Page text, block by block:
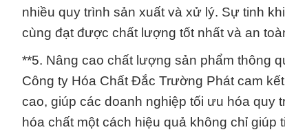
nhiều quy trình sản xuất và xử lý. Sự tinh
cùng đạt được chất lượng tốt nhất và an
**5. Nâng cao chất lượng sản phẩm thông
Công ty Hóa Chất Đắc Trường Phát cam
cao, giúp các doanh nghiệp tối ưu hóa quy
hóa chất một cách hiệu quả không chỉ